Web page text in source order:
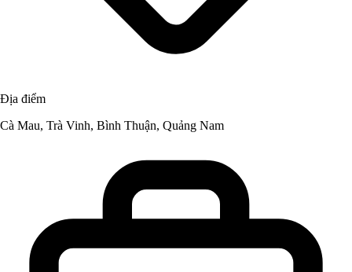
Địa điểm
Cà Mau, Trà Vinh, Bình Thuận, Quảng Nam